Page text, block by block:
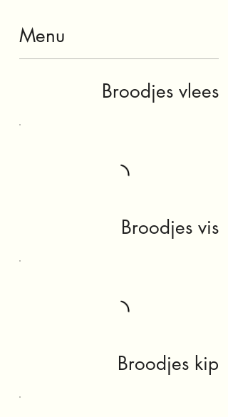
Menu
Broodjes vlees
Broodjes vis
Broodjes kip